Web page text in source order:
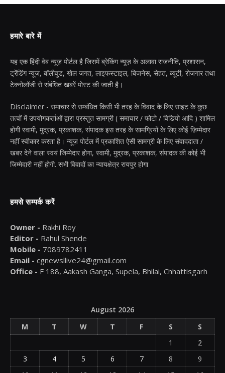
हमारे बारे में
यह एक हिंदी वेब न्यूज़ पोर्टल है जिसमें ब्रेकिंग न्यूज़ के अलावा राजनीति, प्रशासन,
ट्रेंडिंग न्यूज, बॉलीवुड, खेल जगत, लाइफस्टाइल, बिजनेस, सेहत, ब्यूटी, रोजगार तथा
टेक्नोलॉजी से संबंधित खबरें पोस्ट की जाती है।
Disclaimer - समाचार से सम्बंधित किसी भी तरह के विवाद के लिए साइट के कुछ
तत्वों में उपयोगकर्ताओं द्वारा प्रस्तुत सामग्री ( समाचार / फोटो / विडियो आदि ) शामिल
होगी स्वामी, मुद्रक, प्रकाशक, संपादक इस तरह के सामग्रियों के लिए कोई ज़िम्मेदार
नहीं स्वीकार करता है। न्यूज़ पोर्टल में प्रकाशित ऐसी सामग्री के लिए संवाददाता /
खबर देने वाला स्वयं जिम्मेदार होगा, स्वामी, मुद्रक, प्रकाशक, संपादक की कोई भी
जिम्मेदारी नहीं होगी. सभी विवादों का न्यायक्षेत्र रायपुर होगा
हमसे सम्पर्क करें
Owner - Rakhi Roy
Editor - Rahul Shende
Mobile - 7089782411
Email - cgnewsllive24@gmail.com
Office - F 188, Aakash Ganga, Supela, Bhilai, Chhattisgarh
August 2026
M
T W T F S
S
1
2
3
4 5 6 7 8
9